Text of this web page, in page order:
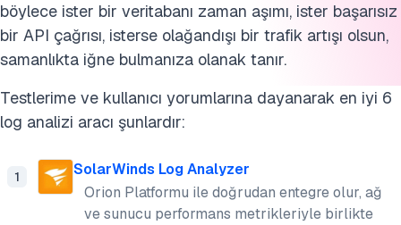
böylece ister bir veritabanı zaman aşımı, ister başarısız
bir API çağrısı, isterse olağandışı bir trafik artışı olsun,
samanlıkta iğne bulmanıza olanak tanır.
Testlerime ve kullanıcı yorumlarına dayanarak en iyi 6
log analizi aracı şunlardır:
1
SolarWinds Log Analyzer
Orion Platformu ile doğrudan entegre olur, ağ
ve sunucu performans metrikleriyle birlikte